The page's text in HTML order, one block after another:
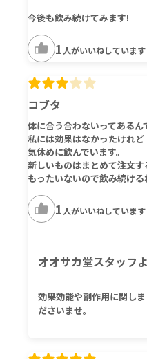
今後も飲み続けてみます!
1 人がいいねしています
コブタ
体に合う合わないってあるん
私には効果はなかったけれど
気休めに飲んでいます。
新しいものはまとめて注文す
もったいないので飲み続ける
1 人がいいねしています
オオサカ堂スタッフ
効果効能や副作用に関し
ださいませ。